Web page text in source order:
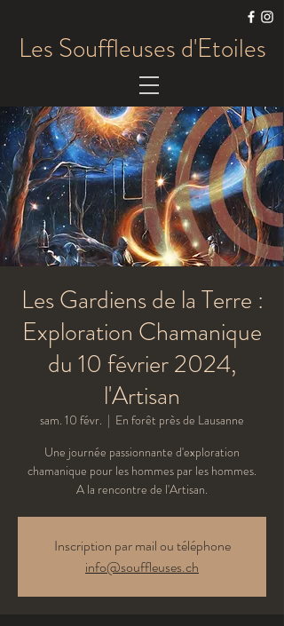
Les Souffleuses d'Etoiles
Les Gardiens de la Terre :
Exploration Chamanique
du 10 février 2024,
l'Artisan
sam. 10 févr.
  |
En forêt près de Lausanne
Une journée passionnante d'exploration
chamanique pour les hommes par les hommes.
A la rencontre de l'Artisan.
Inscription par mail ou téléphone
info@souffleuses.ch